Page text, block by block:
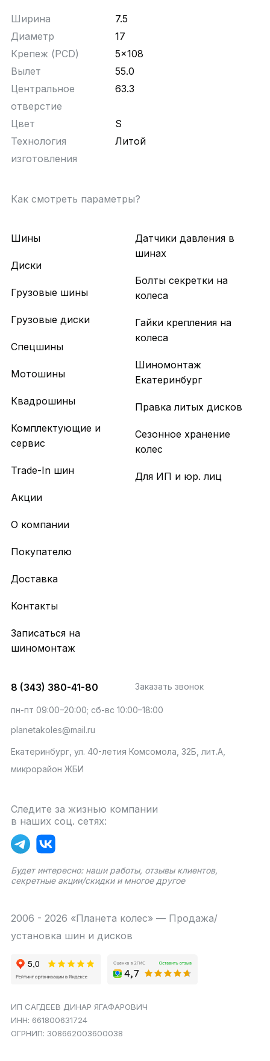
Ширина
7.5
Диаметр
17
Крепеж (PCD)
5x108
Вылет
55.0
Центральное
отверстие
63.3
Цвет
S
Технология
изготовления
Литой
Как смотреть параметры?
Шины
Диски
Грузовые шины
Грузовые диски
Спецшины
Мотошины
Квадрошины
Комплектующие и
сервис
Trade-In шин
Акции
Датчики давления в
шинах
Болты секретки на
колеса
Гайки крепления на
колеса
Шиномонтаж
Екатеринбург
Правка литых дисков
Сезонное хранение
колес
Для ИП и юр. лиц
О компании
Покупателю
Доставка
Контакты
Записаться на
шиномонтаж
8 (343) 380-41-80 Заказать звонок
пн-пт 09:00–20:00; сб-вс 10:00–18:00
planetakoles@mail.ru
Екатеринбург, ул. 40-летия Комсомола, 32Б, лит.А,
микрорайон ЖБИ
Следите за жизнью компании
в наших соц. сетях:
Будет интересно: наши работы, отзывы клиентов,
секретные акции/скидки и многое другое
2006 - 2026 «Планета колес» — Продажа/
установка шин и дисков
ИП САГДЕЕВ ДИНАР ЯГАФАРОВИЧ
ИНН: 661800631724
ОГРНИП: 308662003600038